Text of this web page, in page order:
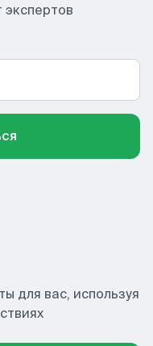
для вас, используя